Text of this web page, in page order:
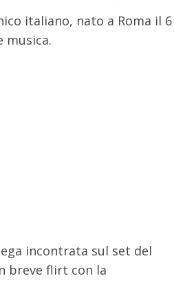
italiano, nato a Roma il 6
musica.
incontrata sul set del
breve flirt con la